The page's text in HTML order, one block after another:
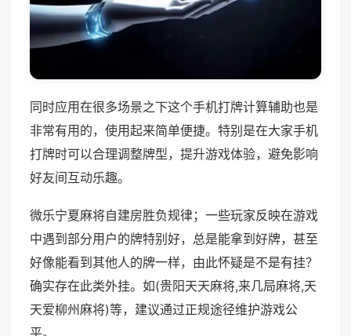
同时应用在很多场景之下这个手机打牌计算辅助也是
非常有用的，使用起来简单便捷。特别是在大家手机
打牌时可以合理调整牌型，提升游戏体验，避免影响
好友间互动乐趣。
微乐宁夏麻将自建房胜负规律；一些玩家反映在游戏
中遇到部分用户的牌特别好，总是能拿到好牌，甚至
好像能看到其他人的牌一样，由此怀疑是不是有挂？
确实存在此类外挂。如(贵阳天天麻将,来几局麻将,天
天爱柳州麻将)等，建议通过正规途径维护游戏公